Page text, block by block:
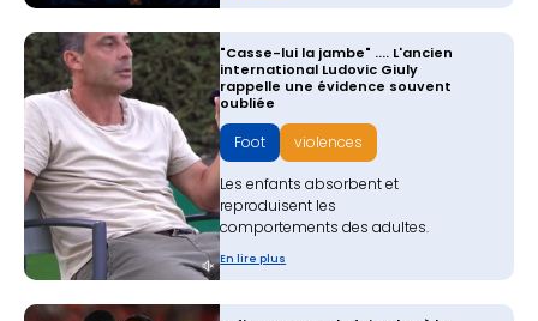
"Casse-lui la jambe" .... L'ancien
international Ludovic Giuly
rappelle une évidence souvent
oubliée
Foot violences
Les enfants absorbent et
reproduisent les
comportements des adultes.
En lire plus